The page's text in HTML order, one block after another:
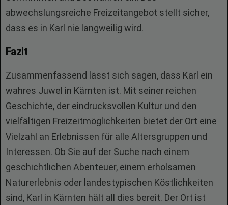
abwechslungsreiche Freizeitangebot stellt sicher,
dass es in Karl nie langweilig wird.
Fazit
Zusammenfassend lässt sich sagen, dass Karl ein
wahres Juwel in Kärnten ist. Mit seiner reichen
Geschichte, der eindrucksvollen Kultur und den
vielfältigen Freizeitmöglichkeiten bietet der Ort eine
Vielzahl an Erlebnissen für alle Altersgruppen und
Interessen. Ob Sie auf der Suche nach einem
geschichtlichen Abenteuer, einem erholsamen
Naturerlebnis oder landestypischen Köstlichkeiten
sind, Karl in Kärnten hält all dies bereit. Der Ort ist